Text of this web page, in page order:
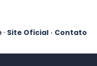
· Site Oficial · Contato